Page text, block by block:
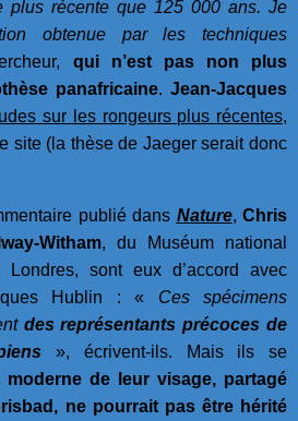
plus récente que 125 000 ans. Je
obtenue par les techniques
qui n’est pas non plus
panafricaine. Jean-Jacques
sur les rongeurs plus récentes,
site (la thèse de Jaeger serait donc
publié dans Nature, Chris
Witham, du Muséum national
Londres, sont eux d’accord avec
Hublin : « Ces spécimens
des représentants précoces de
», écrivent-ils. Mais ils se
moderne de leur visage, partagé
ne pourrait pas être hérité